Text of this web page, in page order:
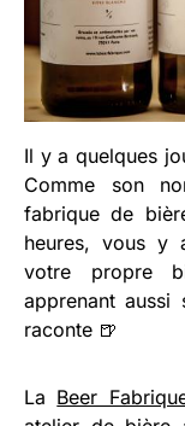
Il y a quelques
Comme son
fabrique de
heures, vous y
votre propre
apprenant
raconte 🍺
La Beer